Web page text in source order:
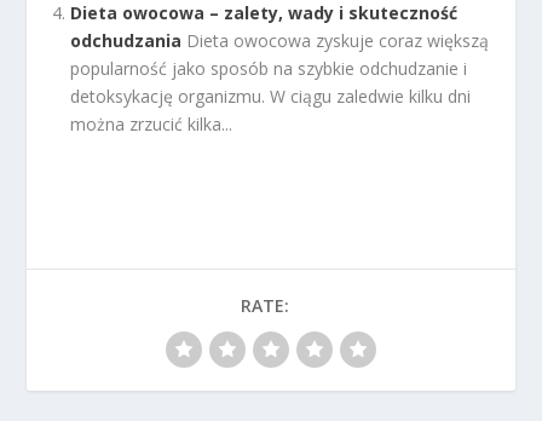
Dieta owocowa – zalety, wady i skuteczność
odchudzania Dieta owocowa zyskuje coraz większą
popularność jako sposób na szybkie odchudzanie i
detoksykację organizmu. W ciągu zaledwie kilku dni
można zrzucić kilka...
RATE: